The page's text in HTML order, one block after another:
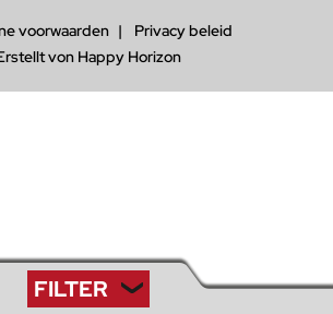
FILTER
voorwaarden
Privacy beleid
von Happy Horizon